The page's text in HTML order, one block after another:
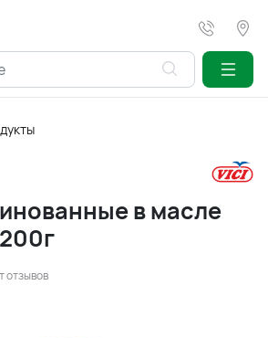
в масле
отзывов